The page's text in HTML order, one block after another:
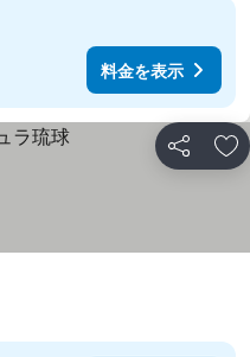
料金を表示
シェア お